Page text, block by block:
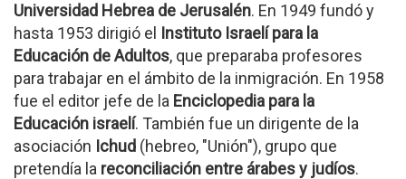
Universidad Hebrea de Jerusalén. En 1949 fundó y
hasta 1953 dirigió el Instituto Israelí para la
Educación de Adultos, que preparaba profesores
para trabajar en el ámbito de la inmigración. En 1958
fue el editor jefe de la Enciclopedia para la
Educación israelí. También fue un dirigente de la
asociación Ichud (hebreo, "Unión"), grupo que
pretendía la reconciliación entre árabes y judíos.